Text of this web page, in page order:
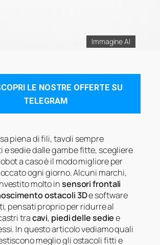
Immagine AI
LE NOSTRE OFFERTE SU
TELEGRAM
piena di fili, tavoli sempre
sedie dalle gambe fitte, scegliere
a caso è il modo migliore per
ogni giorno. Alcuni marchi,
molto insensori frontali
ostacoli 3De software
pensati proprio per ridurre al
tracavi, piedi delle sediee
In questo articolo vediamo quali
meglio gli ostacoli fitti e